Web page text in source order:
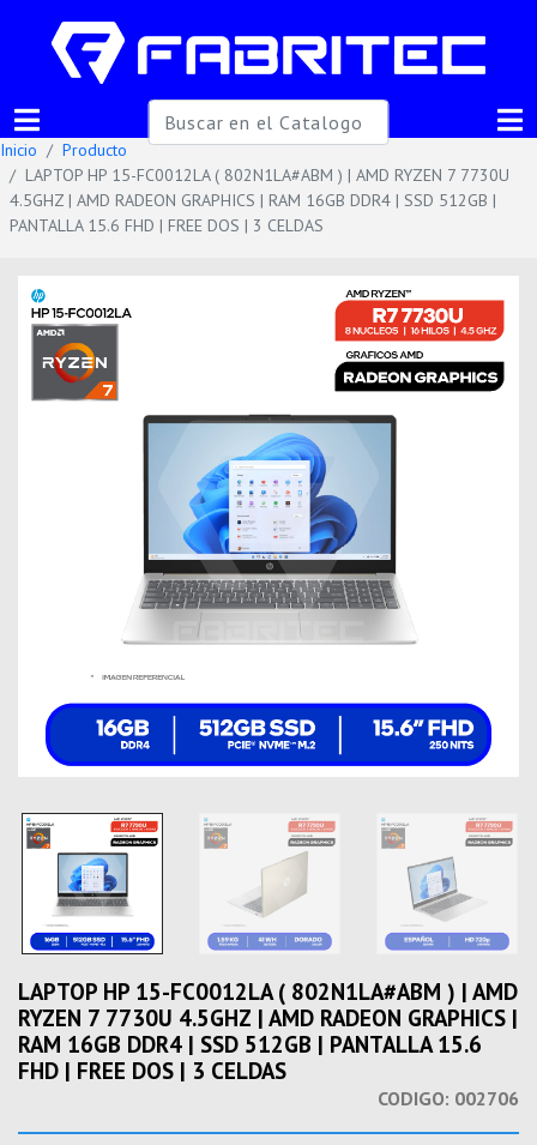
Inicio
Producto
LAPTOP HP 15-FC0012LA ( 802N1LA#ABM ) | AMD RYZEN 7 7730U
4.5GHZ | AMD RADEON GRAPHICS | RAM 16GB DDR4 | SSD 512GB |
PANTALLA 15.6 FHD | FREE DOS | 3 CELDAS
LAPTOP HP 15-FC0012LA ( 802N1LA#ABM ) | AMD
RYZEN 7 7730U 4.5GHZ | AMD RADEON GRAPHICS |
RAM 16GB DDR4 | SSD 512GB | PANTALLA 15.6
FHD | FREE DOS | 3 CELDAS
CODIGO: 002706